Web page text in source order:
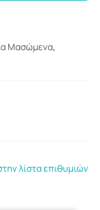
Μασώμενα,
λίστα επιθυμιών